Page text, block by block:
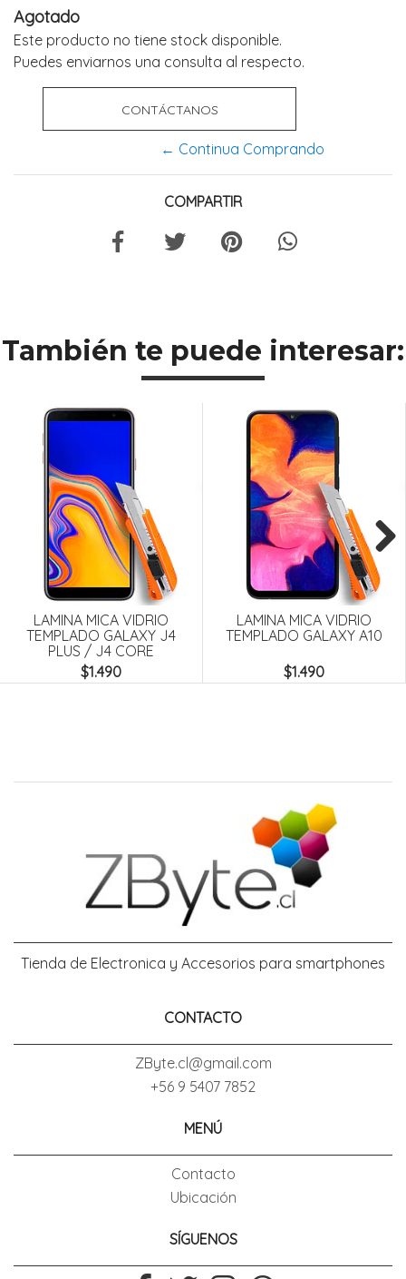
Agotado
Este producto no tiene stock disponible.
Puedes enviarnos una consulta al respecto.
CONTÁCTANOS
← Continua Comprando
COMPARTIR
También te puede interesar:
LAMINA MICA VIDRIO
TEMPLADO GALAXY J4
PLUS / J4 CORE
$1.490
LAMINA MICA VIDRIO
TEMPLADO GALAXY A10
$1.490
Next
Tienda de Electronica y Accesorios para smartphones
CONTACTO
ZByte.cl@gmail.com
+56 9 5407 7852
MENÚ
Contacto
Ubicación
SÍGUENOS